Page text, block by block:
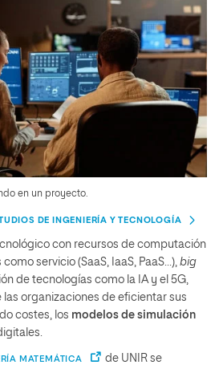
en un proyecto.
DE INGENIERÍA Y TECNOLOGÍA
con recursos de computación
servicio (SaaS, IaaS, PaaS…), big
de tecnologías como la IA y el 5G,
las organizaciones de eficientar sus
costes, los modelos de simulación
MATEMÁTICA
de UNIR se